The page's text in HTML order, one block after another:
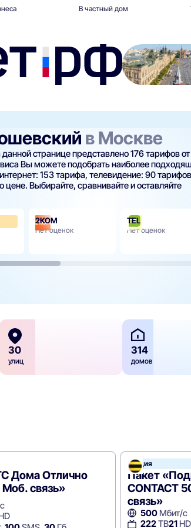
В частный дом
в Москве
странице представлено 176 тарифов от
Вы можете подобрать наиболее
153 тарифа, телевидение: 90
Выбирайте, сравнивайте и оставляйте
2КОМ
Нет оценок
TEL
Нет оценок
30
улиц
314
домов
Дома Отлично
связь»
Акция
Пакет
CONTACT
связь»
500 Мбит/с
222ТВ21 HD